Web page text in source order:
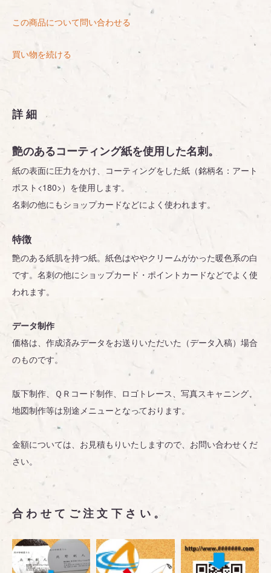
この商品について問い合わせる
買い物を続ける
詳細
艶のあるコーティング紙を使用した名刺。
紙の表面に圧力をかけ、コーティングをした紙（銘柄名：アート
ポスト<180>）を使用します。
名刺の他にもショップカードなどによく使われます。
特徴
艶のある紙肌を持つ紙。紙色はややクリームがかった暖色系の白
です。名刺の他にショップカード・ポイントカードなどでよく使
われます。
データ制作
価格は、作成済みデータをお送りいただいた（データ入稿）場合
のものです。
版下制作、ＱＲコード制作、ロゴトレース、写真スキャニング、
地図制作等は別途メニューとなっております。
金額については、お見積もりいたしますので、お問い合わせくだ
さい。
合わせてご注文下さい。